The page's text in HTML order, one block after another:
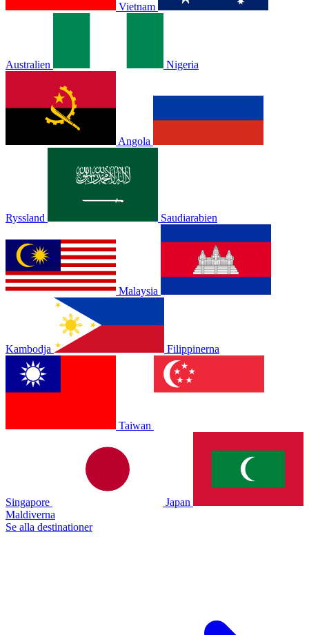
Vietnam
Australien Nigeria
Angola
Ryssland Saudiarabien
Malaysia
Kambodja Filippinerna
Taiwan
Singapore
Japan
Maldiverna
Se alla destinationer